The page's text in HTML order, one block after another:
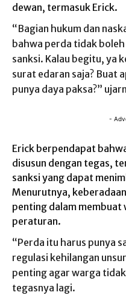
dewan, termasuk Erick.
“Bagian hukum dan
bahwa perda tidak
sanksi. Kalau begitu, ya
surat edaran saja? Buat
punya daya paksa?”
-
Erick berpendapat
disusun dengan tegas,
sanksi yang dapat
Menurutnya,
penting dalam
peraturan.
“Perda itu harus punya
regulasi kehilangan
penting agar warga
tegasnya lagi.